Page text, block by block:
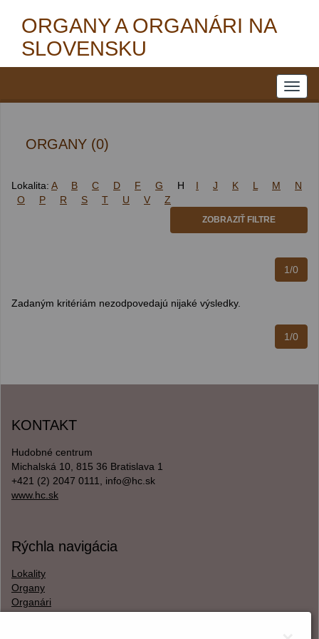
ORGANY A ORGANÁRI NA
SLOVENSKU
ORGANY (0)
Lokalita: A B C D F G H I J K L M
N
O
P R S T U V Z
ZOBRAZIŤ FILTRE
1/0
Zadaným kritériám nezodpovedajú nijaké výsledky.
1/0
KONTAKT
Hudobné centrum
Michalská 10, 815 36 Bratislava 1
+421 (2) 2047 0111, info@hc.sk
www.hc.sk
Rýchla navigácia
Lokality
Organy
Organári